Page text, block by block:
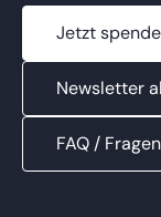
Jetzt
Newsletter
FAQ / Fragen